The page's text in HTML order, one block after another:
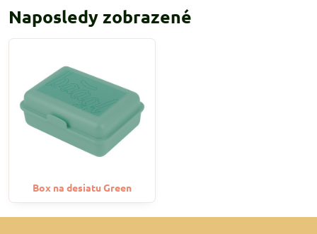
Naposledy zobrazené
Box na desiatu Green